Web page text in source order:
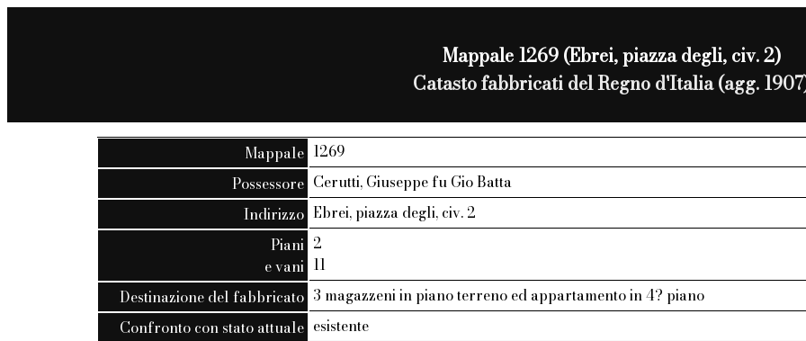
Mappale 1269 (Ebrei, piazza degli, civ. 2)
Catasto fabbricati del Regno d'Italia (agg.
Mappale 1269
Possessore Cerutti, Giuseppe fu Gio Batta
Indirizzo Ebrei, piazza degli, civ. 2
Piani
e vani
2
11
Destinazione del fabbricato 3 magazzeni in piano terreno ed appartamento in 4? piano
Confronto con stato attuale esistente